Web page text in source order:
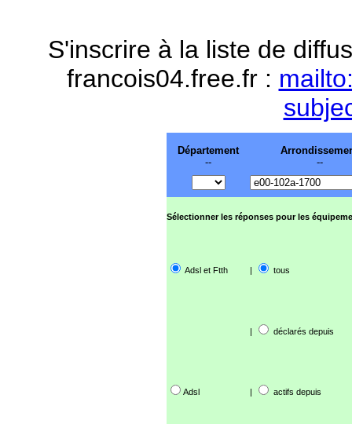
S'inscrire à la liste de
francois04.free.fr :
Département
--
--
Sélectionner les réponses pour les
Adsl et Ftth | tous
| déclarés depuis
Adsl | actifs depuis